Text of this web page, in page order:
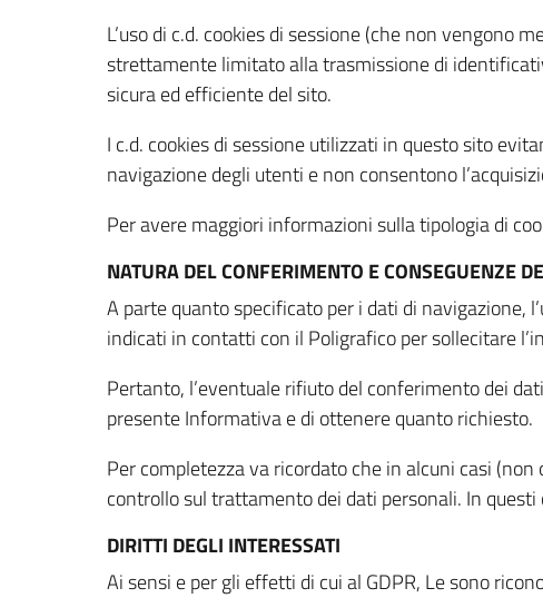
L’uso di c.d. cookies di sessione (che non vengono
strettamente limitato alla trasmissione di
sicura ed efficiente del sito.
I c.d. cookies di sessione utilizzati in questo sito
navigazione degli utenti e non consentono
Per avere maggiori informazioni sulla tipologia di
NATURA DEL CONFERIMENTO E CONSEGUENZE
A parte quanto specificato per i dati di navigazione,
indicati in contatti con il Poligrafico per sollecitare
Pertanto, l’eventuale rifiuto del conferimento dei
presente Informativa e di ottenere quanto richiesto.
Per completezza va ricordato che in alcuni casi
controllo sul trattamento dei dati personali. In
DIRITTI DEGLI INTERESSATI
Ai sensi e per gli effetti di cui al GDPR, Le sono